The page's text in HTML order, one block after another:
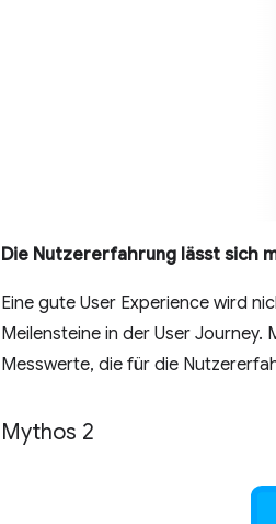
Die Nutzererfahrung lässt sich
Eine gute User Experience wird
Meilensteine in der User
Messwerte, die für die
Mythos 2